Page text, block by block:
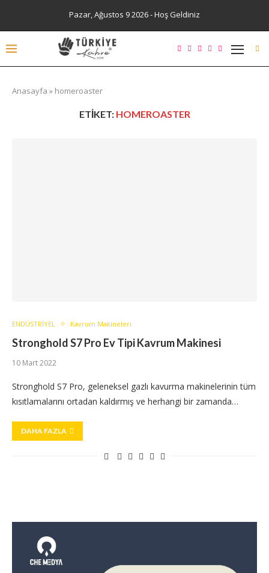
Pazar, Ağustos 9 2026 - Hoş Geldiniz
Anasayfa » homeroaster
ETIKET: HOMEROASTER
ENDÜSTRİYEL Kavrum Makineleri
Stronghold S7 Pro Ev Tipi Kavrum Makinesi
10 Mart 2022
Stronghold S7 Pro, geleneksel gazlı kavurma makinelerinin tüm
kısıtlamalarını ortadan kaldırmış ve herhangi bir zamanda…
DAHA FAZLA